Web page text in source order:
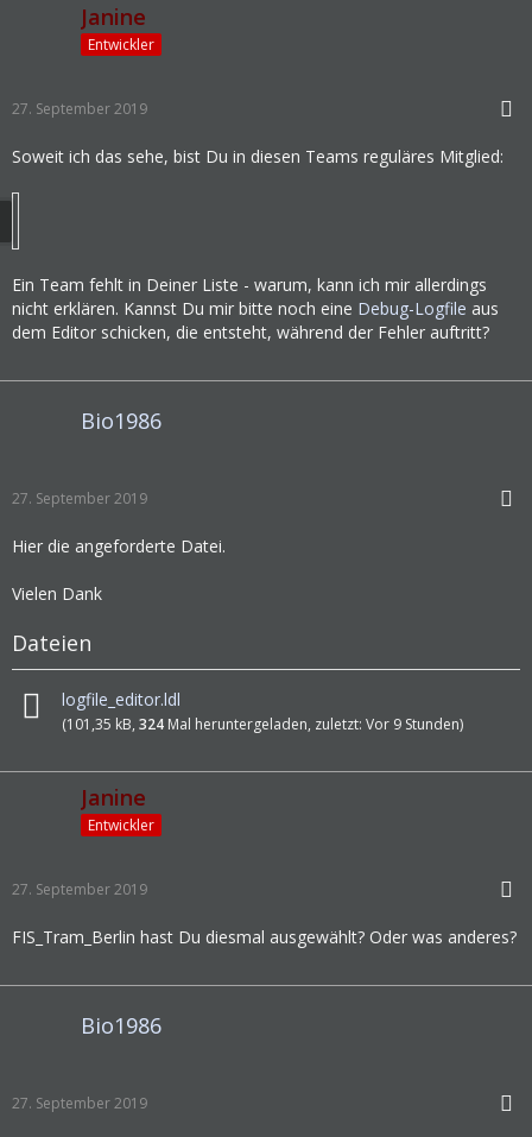
Janine
Entwickler
27. September 2019
Soweit ich das sehe, bist Du in diesen Teams reguläres Mitglied:
Ein Team fehlt in Deiner Liste - warum, kann ich mir allerdings
nicht erklären. Kannst Du mir bitte noch eine Debug-Logfile aus
dem Editor schicken, die entsteht, während der Fehler auftritt?
Bio1986
27. September 2019
Hier die angeforderte Datei.
Vielen Dank
Dateien
logfile_editor.ldl
(101,35 kB, 324 Mal heruntergeladen, zuletzt: Vor 9 Stunden)
Janine
Entwickler
27. September 2019
FIS_Tram_Berlin hast Du diesmal ausgewählt? Oder was anderes?
Bio1986
27. September 2019